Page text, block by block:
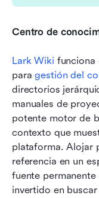
Centro de
Lark Wiki funciona
para gestión del
directorios
manuales de
potente motor de
contexto que
plataforma. Alojar
referencia en un
fuente
invertido en